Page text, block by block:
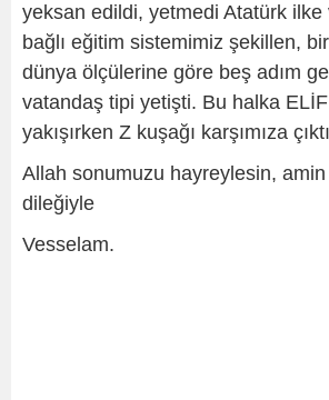
yeksan edildi, yetmedi Atatürk ilke
bağlı eğitim sistemimiz şekillen,
dünya ölçülerine göre beş adım
vatandaş tipi yetişti. Bu halka
yakışırken Z kuşağı karşımıza
Allah sonumuzu hayreylesin,
dileğiyle
Vesselam.